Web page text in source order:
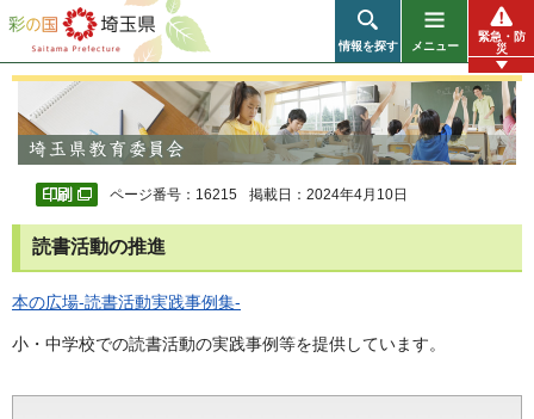
彩の国 埼玉県
情報を探す メニュー
緊急・防
災
ページ番号：16215 掲載日：2024年4月10日
読書活動の推進
本の広場-読書活動実践事例集-
小・中学校での読書活動の実践事例等を提供しています。